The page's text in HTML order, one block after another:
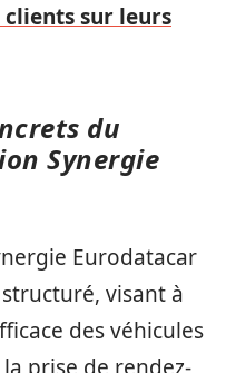
clients sur leurs
du
Synergie
Eurodatacar
visant à
des véhicules